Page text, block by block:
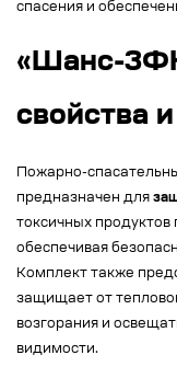
спасения и
«Шанс-
свойства
Пожарно-
предназначен для
токсичных продуктов
обеспечивая
Комплект также
защищает от
возгорания и
видимости.